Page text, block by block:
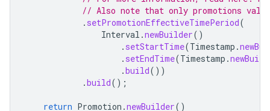
// Also note that only promotions
. setPromotionEffectiveTimePeriod(
Interval .newBuilder()
. setStartTime(Timestamp .
. setEndTime(Timestamp .
.build())
.build();
return Promotion .newBuilder()